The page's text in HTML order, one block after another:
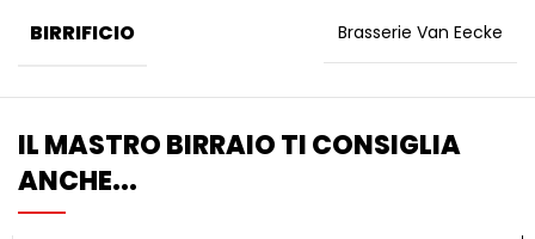
BIRRIFICIO Brasserie Van Eecke
IL MASTRO BIRRAIO TI CONSIGLIA
ANCHE...